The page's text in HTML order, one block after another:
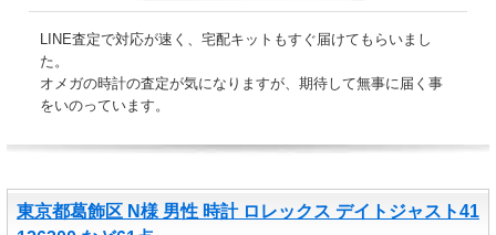
LINE査定で対応が速く、宅配キットもすぐ届けてもらいまし
た。
オメガの時計の査定が気になりますが、期待して無事に届く事
をいのっています。
東京都葛飾区 N様 男性 時計 ロレックス デイトジャスト41